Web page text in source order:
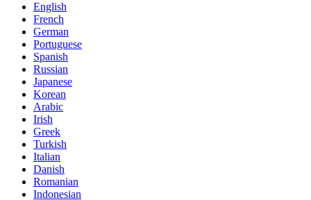
English
French
German
Portuguese
Spanish
Russian
Japanese
Korean
Arabic
Irish
Greek
Turkish
Italian
Danish
Romanian
Indonesian